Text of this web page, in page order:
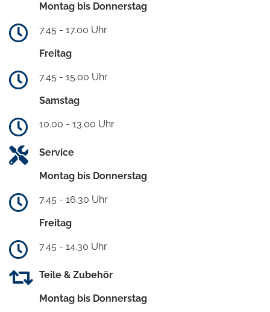
Montag bis Donnerstag
7.45 - 17.00 Uhr
Freitag
7.45 - 15.00 Uhr
Samstag
10.00 - 13.00 Uhr
Service
Montag bis Donnerstag
7.45 - 16.30 Uhr
Freitag
7.45 - 14.30 Uhr
Teile & Zubehör
Montag bis Donnerstag